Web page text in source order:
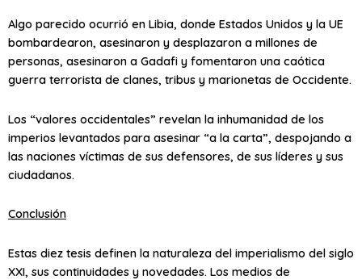
Algo parecido ocurrió en Libia, donde Estados Unidos y la UE
bombardearon, asesinaron y desplazaron a millones de
personas, asesinaron a Gadafi y fomentaron una caótica
guerra terrorista de clanes, tribus y marionetas de Occidente.
Los “valores occidentales” revelan la inhumanidad de los
imperios levantados para asesinar “a la carta”, despojando a
las naciones víctimas de sus defensores, de sus líderes y sus
ciudadanos.
Conclusión
Estas diez tesis definen la naturaleza del imperialismo del siglo
XXI, sus continuidades y novedades. Los medios de